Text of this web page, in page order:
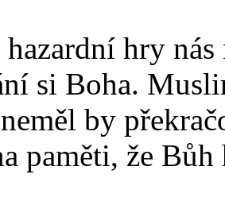
hry
si Boha.
by
paměti, že